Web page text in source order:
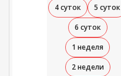
4 суток
5 суток
6 суток
1 неделя
2 недели